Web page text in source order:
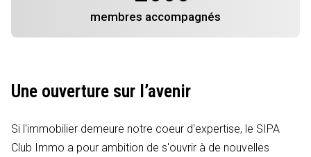
membres accompagnés
Une ouverture sur l’avenir
Si l'immobilier demeure notre coeur d'expertise, le SIPA
Club Immo a pour ambition de s'ouvrir à de nouvelles